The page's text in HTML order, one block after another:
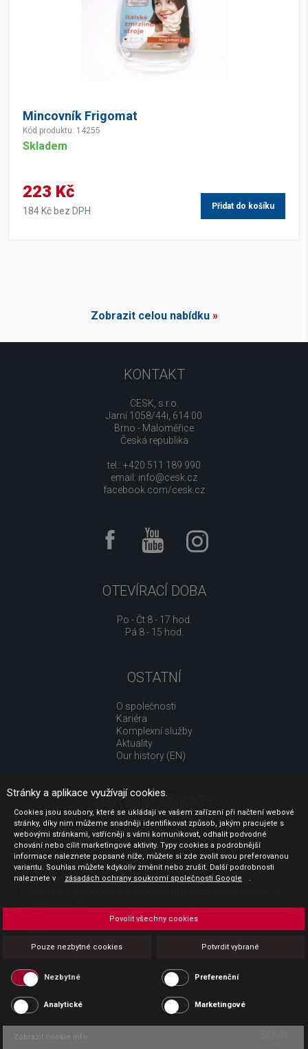
Mincovník Frigomat
Kód produktu: 14255
Skladem
223 Kč
184 Kč bez DPH Přidat do košíku
Zobrazit celou nabídku»
KONTAKT
CESK, s.r.o.
Jarní 1058/44i, 614 00
Brno - Maloměřice
Česká republika
tel.: +420 511 189 990
email: info@cesk.cz
facebook.com/cesk.cz
OTEVÍRACÍ DOBA
Po - Čt 8 - 17 hod.
Pá 8 - 15 hod.
OSTATNÍ
O společnosti
Kariéra
Komplexní služby
Aktuality
Our history (EN)
UŽITEČNÉ ODKAZY
Jak nakupovat
Obchodní podmínky
GDPR - ochrana osobních údajů
Profil zadavatele
Sdělení před uzavřením kupní smlouvy pro spotřebitele
Platba
Povinná publicita
Copyright CESK 2026 |
Stránky a aplikace využívají cookies.
Cookies jsou soubory, které se ukládají ve vašem zařízení při načtení webové
stránky, díky nim můžeme snadněji identifikovat způsob, jakým pracujete s
webovými stránkami, vstřícněji s vámi komunikovat, odhalit podvodné
chování nebo cílit marketingové aktivity. Typy cookies a podrobnější
informace naleznete popsané níže, můžete si zde zvolit svou preferovanou
variantu. Souhlas můžete kdykoliv změnit nebo zrušit. Další podrobnosti
naleznete v
zásadách ochrany soukromí společnosti Google .
Pouze nezbytné cookies Potvrdit vybrané
Povolit všechny cookies
Nezbytné Preferenční
Analytické Marketingové
Zobrazit cookie info